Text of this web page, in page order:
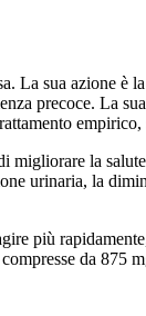
La sua azione
precoce. La
la
urinaria, la
più
da 875